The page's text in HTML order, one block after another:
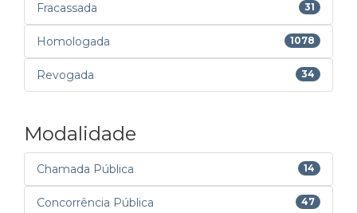
Fracassada 31
Homologada 1078
Revogada 34
Modalidade
Chamada Pública 14
Concorrência Pública 47